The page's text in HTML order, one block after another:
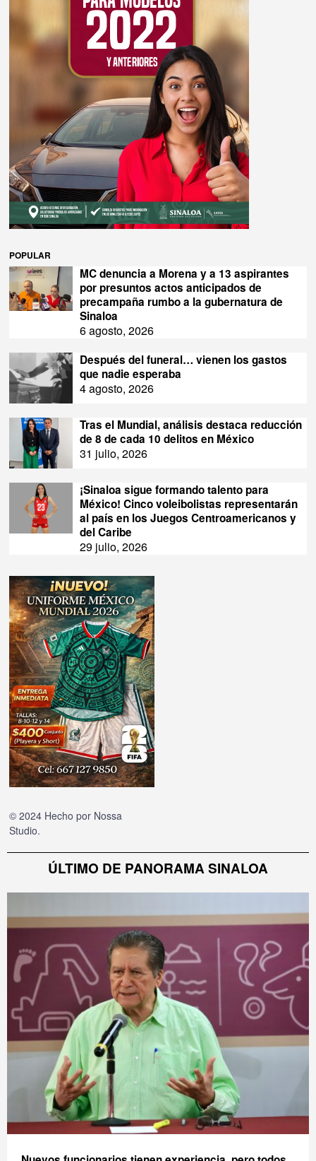
POPULAR
MC denuncia a Morena y a 13 aspirantes
por presuntos actos anticipados de
precampaña rumbo a la gubernatura de
Sinaloa
6 agosto, 2026
Después del funeral… vienen los gastos
que nadie esperaba
4 agosto, 2026
Tras el Mundial, análisis destaca reducción
de 8 de cada 10 delitos en México
31 julio, 2026
¡Sinaloa sigue formando talento para
México! Cinco voleibolistas representarán
al país en los Juegos Centroamericanos y
del Caribe
29 julio, 2026
© 2024 Hecho por Nossa
Studio.
ÚLTIMO DE PANORAMA SINALOA